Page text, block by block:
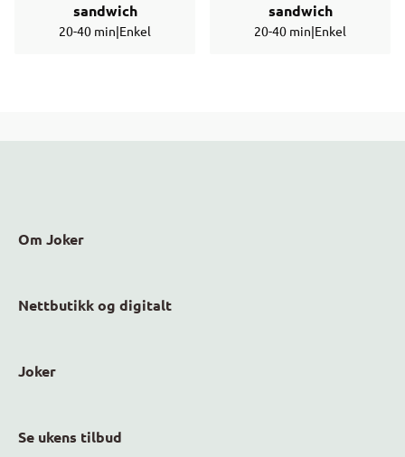
sandwich
20-40 min|Enkel
sandwich
20-40 min|Enkel
Om Joker
Nettbutikk og digitalt
Joker
Se ukens tilbud